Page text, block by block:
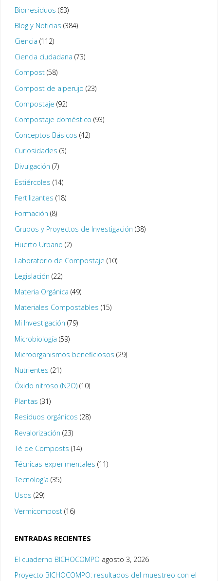
Biorresiduos (63)
Blog y Noticias (384)
Ciencia (112)
Ciencia ciudadana (73)
Compost(58)
Compost de alperujo (23)
Compostaje (92)
Compostaje doméstico (93)
Conceptos Básicos (42)
Curiosidades (3)
Divulgación (7)
Estiércoles (14)
Fertilizantes (18)
Formación (8)
Grupos y Proyectos de Investigación (38)
Huerto Urbano (2)
Laboratorio de Compostaje (10)
Legislación (22)
Materia Orgánica (49)
Materiales Compostables (15)
Mi Investigación (79)
Microbiología (59)
Microorganismos beneficiosos (29)
Nutrientes (21)
Óxido nitroso (N2O)(10)
Plantas (31)
Residuos orgánicos (28)
Revalorización (23)
Té de Composts (14)
Técnicas experimentales (11)
Tecnología (35)
Usos (29)
Vermicompost(16)
ENTRADAS RECIENTES
El cuaderno BICHOCOMPO agosto 3, 2026
Proyecto BICHOCOMPO: resultados del muestreo con el